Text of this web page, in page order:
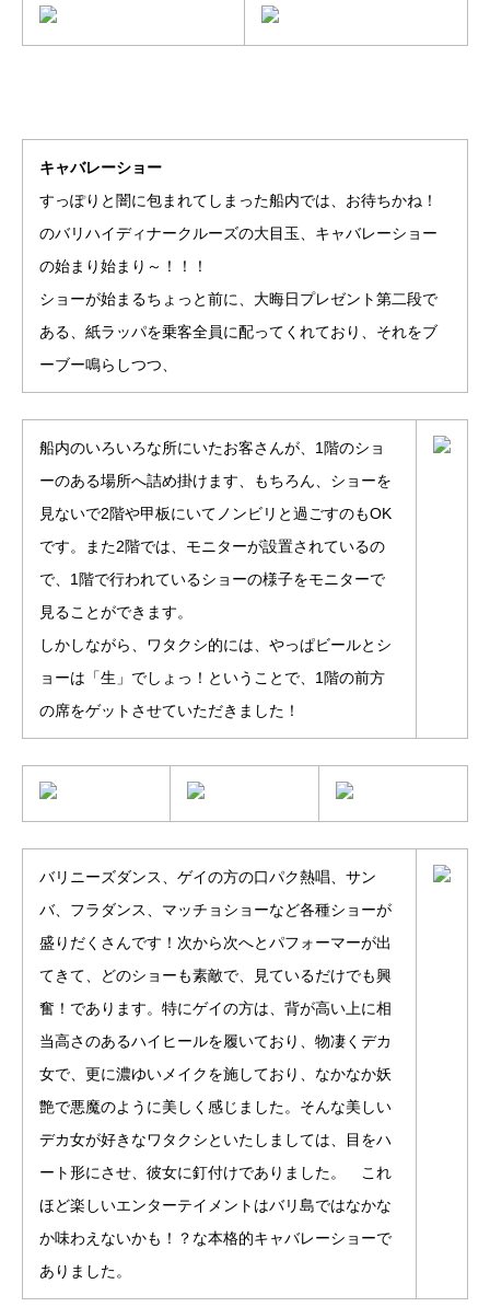
キャバレーショー
すっぽりと闇に包まれてしまった船内では、お待ちかね！
のバリハイディナークルーズの大目玉、キャバレーショー
の始まり始まり～！！！
ショーが始まるちょっと前に、大晦日プレゼント第二段で
ある、紙ラッパを乗客全員に配ってくれており、それをブ
ーブー鳴らしつつ、
船内のいろいろな所にいたお客さんが、1階のショ
ーのある場所へ詰め掛けます、もちろん、ショーを
見ないで2階や甲板にいてノンビリと過ごすのもOK
です。また2階では、モニターが設置されているの
で、1階で行われているショーの様子をモニターで
見ることができます。
しかしながら、ワタクシ的には、やっぱビールとシ
ョーは「生」でしょっ！ということで、1階の前方
の席をゲットさせていただきました！
バリニーズダンス、ゲイの方の口パク熱唱、サン
バ、フラダンス、マッチョショーなど各種ショーが
盛りだくさんです！次から次へとパフォーマーが出
てきて、どのショーも素敵で、見ているだけでも興
奮！であります。特にゲイの方は、背が高い上に相
当高さのあるハイヒールを履いており、物凄くデカ
女で、更に濃ゆいメイクを施しており、なかなか妖
艶で悪魔のように美しく感じました。そんな美しい
デカ女が好きなワタクシといたしましては、目をハ
ート形にさせ、彼女に釘付けでありました。 これ
ほど楽しいエンターテイメントはバリ島ではなかな
か味わえないかも！？な本格的キャバレーショーで
ありました。